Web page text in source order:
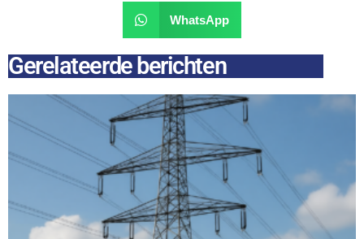
WhatsApp
Gerelateerde berichten